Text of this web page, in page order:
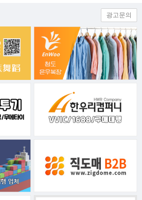
광고문의